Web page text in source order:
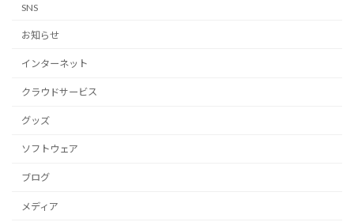
SNS
お知らせ
インターネット
クラウドサービス
グッズ
ソフトウェア
ブログ
メディア